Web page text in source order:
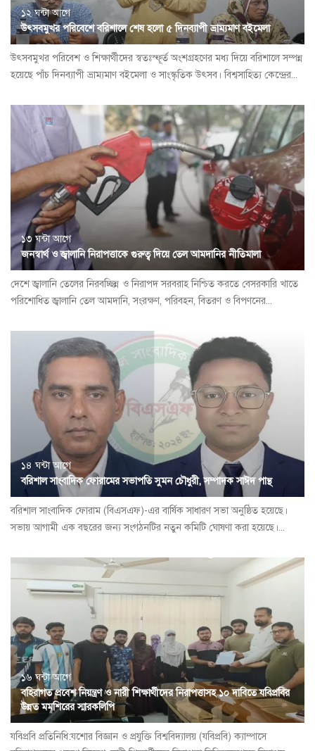
১২ ঘন্টা আগে
উৎসবমুখর পরিবেশে বরিশালে শেষ হলো ৫ দিনব্যাপী ভ্রাম্যমাণ বইমেলা
উৎসবমুখর পরিবেশ ও শিক্ষার্থীদের স্বতঃস্ফূর্ত অংশগ্রহণের মধ্য দিয়ে বরিশালে সম্পন্ন
হয়েছে পাঁচ দিনব্যাপী ভ্রাম্যমাণ বইমেলা ও সাংস্কৃতিক উৎসব। বিশ্বসাহিত্য কেন্দ্রের...
১৩ ঘন্টা আগে
জনস্বার্থ ও জ্বালানি নিরাপত্তাকে গুরুত্ব দিয়ে তেল আমদানির নীতিমালা
দেশে জ্বালানি তেলের নিরবচ্ছিন্ন ও নিরাপদ সরবরাহ নিশ্চিত করতে বেসরকারি খাতে
পরিশোধিত জ্বালানি তেল আমদানি, সংরক্ষণ, পরিবহন, বিতরণ ও বিপণনের...
১৪ ঘন্টা আগে
বরিশাল সাংবাদিক ফোরামের সভাপতি সুমন চৌধুরী, সম্পাদক সাঈদ পান্থ
বরিশাল সাংবাদিক ফোরাম (বিএসএফ)-এর বার্ষিক সাধারণ সভা অনুষ্ঠিত হয়েছে।
সভায় আগামী এক বছরের জন্য সংগঠনটির নতুন কমিটি ঘোষণা করা হয়েছে।...
১৬ ঘন্টা আগে
বহিরাগত প্রবেশ নিয়ন্ত্রণ ও নারী শিক্ষার্থীদের নিরাপত্তাসহ ১০ দাবিতে যবিপ্রবির
উন্নত মমশিরের স্মারকলিপি
যবিপ্রবি প্রতিনিধি:যশোর বিজ্ঞান ও প্রযুক্তি বিশ্ববিদ্যালয় (যবিপ্রবি) ক্যাম্পাসে